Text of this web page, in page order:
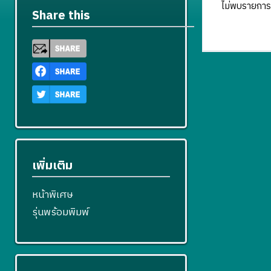
ไม่พบรายกา
Share this
เพิ่มเติม
หน้าพิเศษ
รุ่นพร้อมพิมพ์